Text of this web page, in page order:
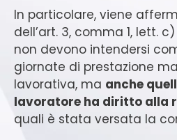
In particolare, viene
dell’art. 3, comma 1, lett. c)
non devono intendersi
giornate di prestazione
lavorativa, ma anche
lavoratore ha diritto alla
quali è stata versata la